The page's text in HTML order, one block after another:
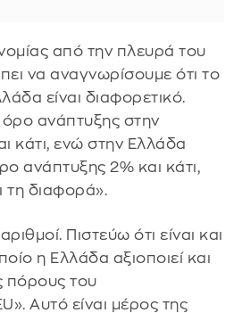
από την πλευρά του
να αναγνωρίσουμε ότι το
είναι διαφορετικό.
ανάπτυξης στην
κάτι, ενώ στην Ελλάδα
ανάπτυξης 2% και κάτι,
τη διαφορά».
Πιστεύω ότι είναι και
η Ελλάδα αξιοποιεί και
πόρους του
Αυτό είναι μέρος της